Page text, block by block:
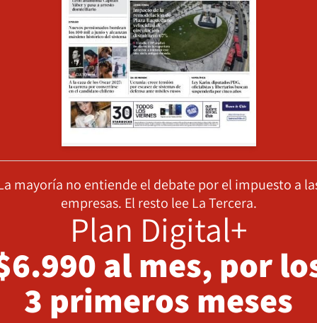
mayoría no entiende el debate por el impuesto a
empresas. El resto lee La Tercera.
Plan Digital+
al mes, por
3 primeros meses